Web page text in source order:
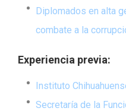
Diplomados en alta
combate a la
Experiencia previa:
Instituto
Secretaría de la